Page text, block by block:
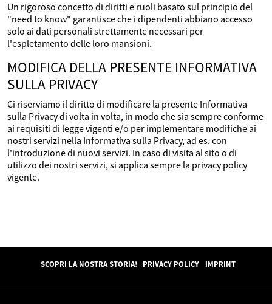
Un rigoroso concetto di diritti e ruoli basato sul principio del
"need to know" garantisce che i dipendenti abbiano accesso
solo ai dati personali strettamente necessari per
l'espletamento delle loro mansioni.
MODIFICA DELLA PRESENTE INFORMATIVA
SULLA PRIVACY
Ci riserviamo il diritto di modificare la presente Informativa
sulla Privacy di volta in volta, in modo che sia sempre conforme
ai requisiti di legge vigenti e/o per implementare modifiche ai
nostri servizi nella Informativa sulla Privacy, ad es. con
l'introduzione di nuovi servizi. In caso di visita al sito o di
utilizzo dei nostri servizi, si applica sempre la privacy policy
vigente.
SCOPRI LA NOSTRA STORIA! PRIVACY POLICY IMPRINT